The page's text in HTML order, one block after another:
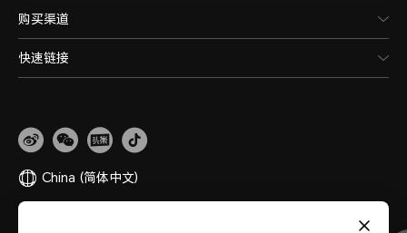
购买渠道
快速链接
China (简体中文)